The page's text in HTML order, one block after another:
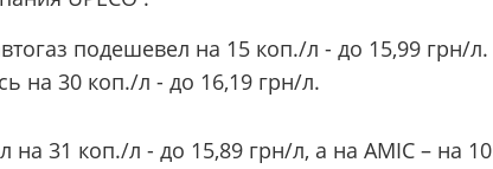
подешевел на 15 коп./л - до 15,99 грн/л.
на 30 коп./л - до 16,19 грн/л.
31 коп./л - до 15,89 грн/л, а на AMIC – на 10